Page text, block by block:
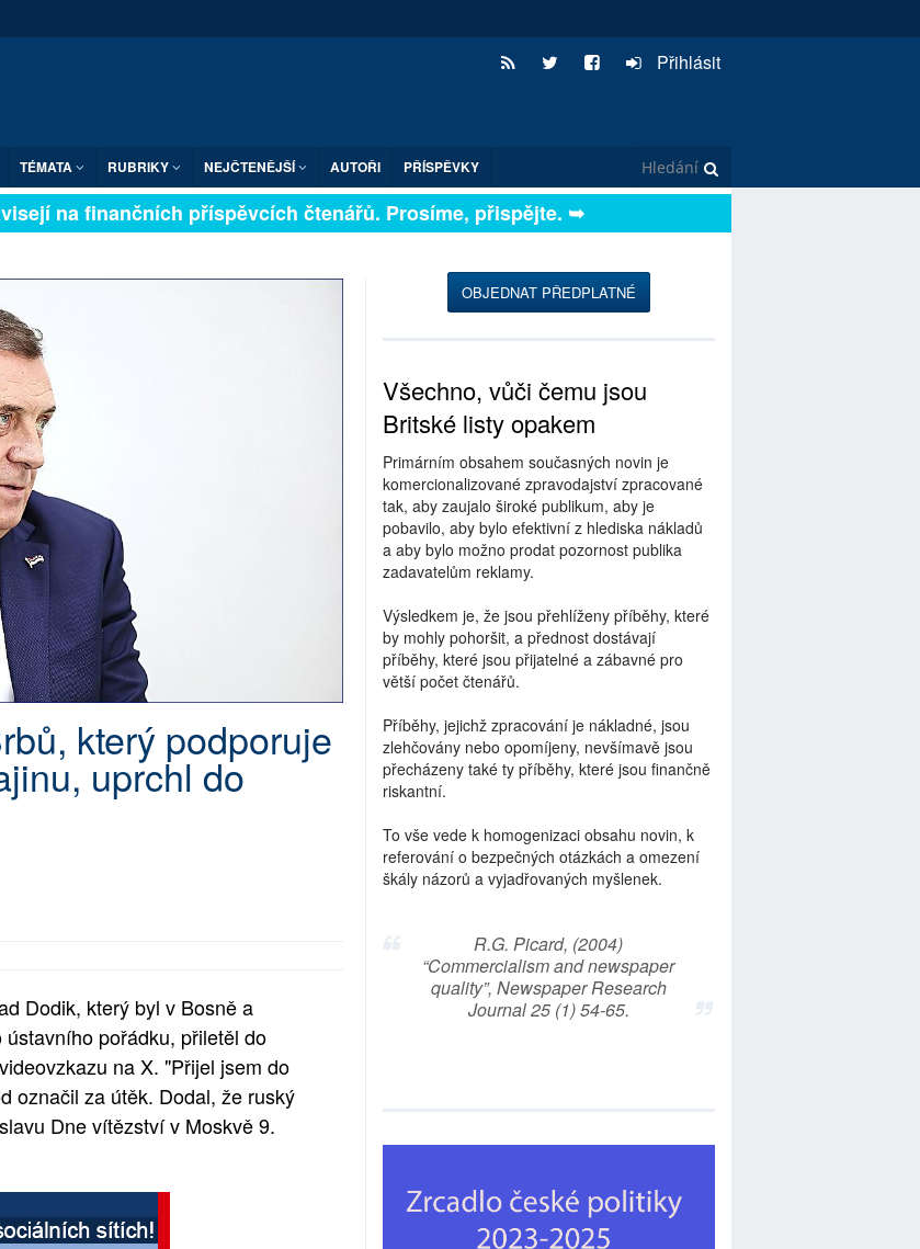
Přihlásit
TÉMATA RUBRIKY NEJČTENĚJŠÍ AUTOŘI PŘÍSPĚVKY
na finančních příspěvcích čtenářů. Prosíme, přispějte. ➥
který podporuje
uprchl do
Dodik, který byl v Bosně a
pořádku, přiletěl do
na X. "Přijel jsem do
označil za útěk. Dodal, že ruský
Dne vítězství v Moskvě 9.
OBJEDNAT PŘEDPLATNÉ
Všechno, vůči čemu jsou
Britské listy opakem
Primárním obsahem současných novin je
komercionalizované zpravodajství zpracované
tak, aby zaujalo široké publikum, aby je
pobavilo, aby bylo efektivní z hlediska nákladů
a aby bylo možno prodat pozornost publika
zadavatelům reklamy.
Výsledkem je, že jsou přehlíženy příběhy, které
by mohly pohoršit, a přednost dostávají
příběhy, které jsou přijatelné a zábavné pro
větší počet čtenářů.
Příběhy, jejichž zpracování je nákladné, jsou
zlehčovány nebo opomíjeny, nevšímavě jsou
přecházeny také ty příběhy, které jsou finančně
riskantní.
To vše vede k homogenizaci obsahu novin, k
referování o bezpečných otázkách a omezení
škály názorů a vyjadřovaných myšlenek.
R.G. Picard, (2004)
“Commercialism and newspaper
quality”, Newspaper Research
Journal 25 (1) 54-65.